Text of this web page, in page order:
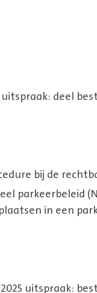
uitspraak: deel
bij de
parkeerbeleid
in een
uitspraak: